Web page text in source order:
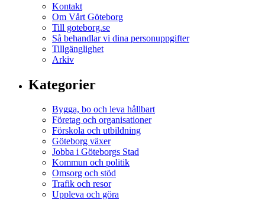
Kontakt
Om Vårt Göteborg
Till goteborg.se
Så behandlar vi dina personuppgifter
Tillgänglighet
Arkiv
Kategorier
Bygga, bo och leva hållbart
Företag och organisationer
Förskola och utbildning
Göteborg växer
Jobba i Göteborgs Stad
Kommun och politik
Omsorg och stöd
Trafik och resor
Uppleva och göra